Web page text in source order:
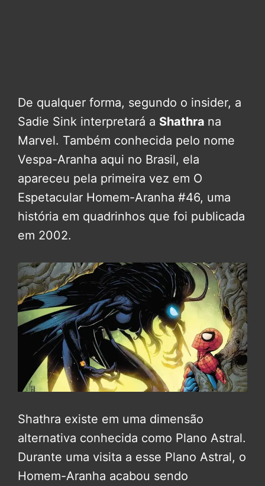
De qualquer forma, segundo o insider, a
Sadie Sink interpretará a Shathra na
Marvel. Também conhecida pelo nome
Vespa-Aranha aqui no Brasil, ela
apareceu pela primeira vez em O
Espetacular Homem-Aranha #46, uma
história em quadrinhos que foi publicada
em 2002.
Shathra existe em uma dimensão
alternativa conhecida como Plano Astral.
Durante uma visita a esse Plano Astral, o
Homem-Aranha acabou sendo